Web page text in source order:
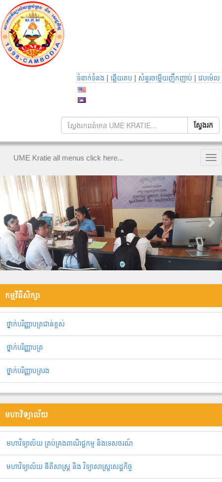
ទំនាក់ទំនង | ឆ្លើយតប | សំនួរចម្លើយញឹកញាប់ | វេបម៉េល
UME Kratie all menus click here...
កម្មវិធីសិក្សា
ថ្នាក់បរិញ្ញាបត្រជាន់ខ្ពស់
ថ្នាក់បរិញ្ញាបត្រ
ថ្នាក់បរិញ្ញាបត្ររង
មហាវិទ្យាល័យ
មហាវិទ្យាល័យ គ្រប់គ្រងពាណិជ្ជកម្ម និងទេសចរណ៍
មហាវិទ្យាល័យ នីតិសាស្រ្ត និង វិទ្យាសាស្រ្តសេដ្ឋកិច្ច